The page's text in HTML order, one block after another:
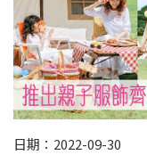
日期：2022-09-30